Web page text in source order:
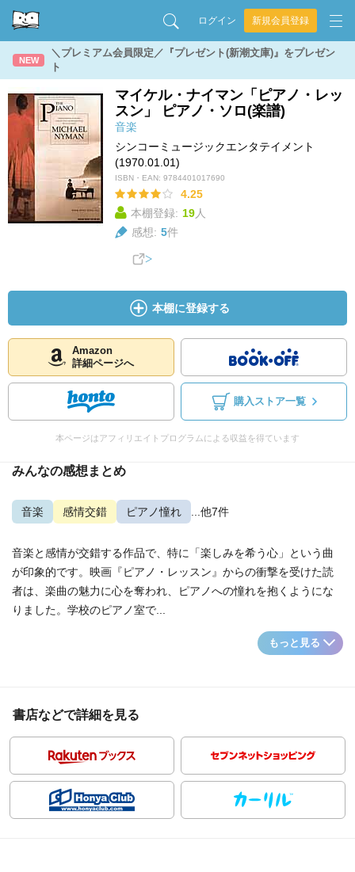
ログイン 新規会員登録
NEW
＼プレミアム会員限定／『プレゼント(新潮文庫)』をプレゼン
ト
マイケル・ナイマン「ピアノ・レッ
スン」 ピアノ・ソロ(楽譜)
音楽
シンコーミュージックエンタテイメント
(1970.01.01)
ISBN・EAN: 9784401017690
4.25
本棚登録: 19人
感想: 5件
本棚に登録する
Amazon
詳細ページへ
購入ストア一覧
本ページはアフィリエイトプログラムによる収益を得ています
みんなの感想まとめ
音楽 感情交錯 ピアノ憧れ ...他7件
音楽と感情が交錯する作品で、特に「楽しみを希う心」という曲
が印象的です。映画『ピアノ・レッスン』からの衝撃を受けた読
者は、楽曲の魅力に心を奪われ、ピアノへの憧れを抱くようにな
りました。学校のピアノ室で...
もっと見る
書店などで詳細を見る